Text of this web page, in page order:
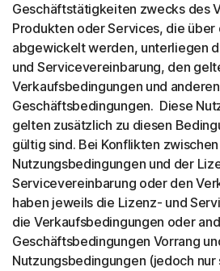
Geschäftstätigkeiten zwecks des
Produkten oder Services, die über
abgewickelt werden, unterliegen
und Servicevereinbarung, den
Verkaufsbedingungen und
Geschäftsbedingungen. Diese
gelten zusätzlich zu diesen
gültig sind. Bei Konflikten
Nutzungsbedingungen und der
Servicevereinbarung oder den
haben jeweils die Lizenz- und
die Verkaufsbedingungen oder
Geschäftsbedingungen Vorrang
Nutzungsbedingungen (jedoch